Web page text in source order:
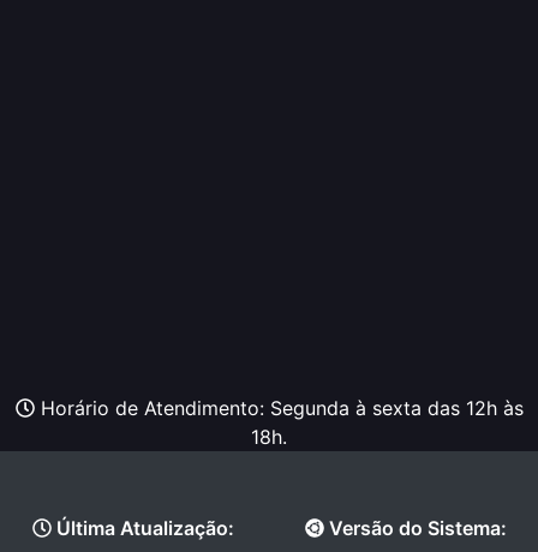
Horário de Atendimento: Segunda à sexta das 12h às
18h.
Última Atualização:
Versão do Sistema: